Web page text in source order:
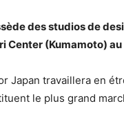
des studios de
Center (Kumamoto)
Japan travaillera en
le plus grand